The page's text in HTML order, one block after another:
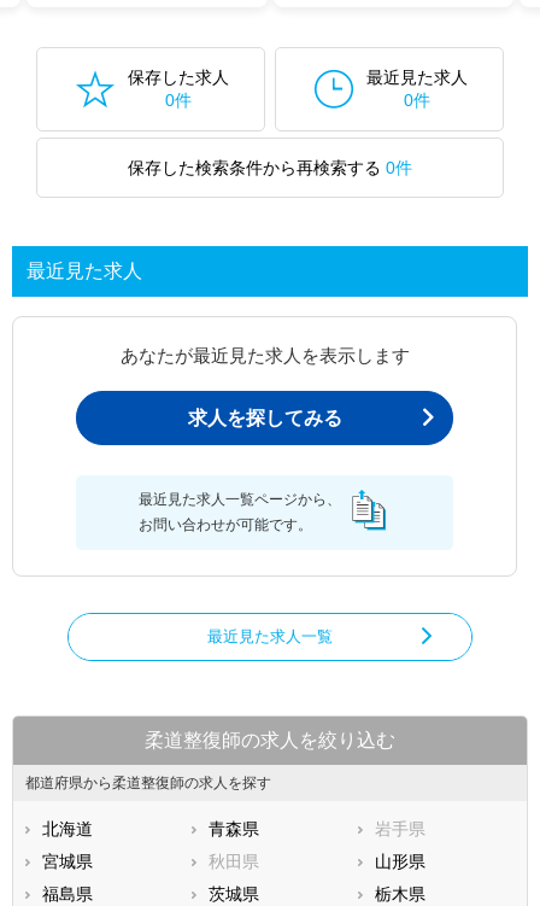
保存した求人
0件
最近見た求人
0件
保存した検索条件から再検索する 0件
最近見た求人
あなたが最近見た求人を表示します
求人を探してみる
最近見た求人一覧ページから、
お問い合わせが可能です。
最近見た求人一覧
柔道整復師の求人を絞り込む
都道府県から柔道整復師の求人を探す
北海道 青森県
岩手県
宮城県
秋田県
山形県
福島県
茨城県
栃木県